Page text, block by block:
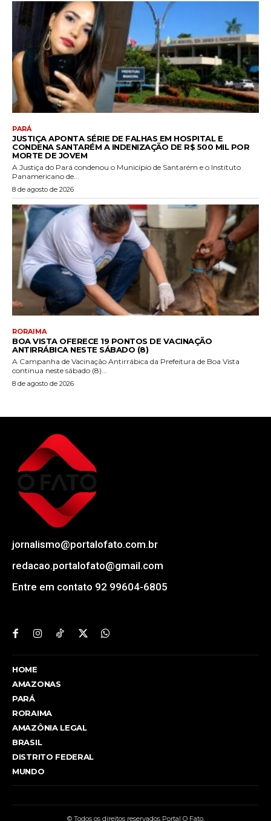
PARÁ
JUSTIÇA APONTA SÉRIE DE FALHAS EM HOSPITAL E
CONDENA SANTARÉM A INDENIZAÇÃO DE R$ 500 MIL POR
MORTE DE JOVEM
A Justiça do Pará condenou o Município de Santarém e o Instituto
Panamericano de...
8 de agosto de 2026
RORAIMA
BOA VISTA OFERECE 19 PONTOS DE VACINAÇÃO
ANTIRRÁBICA NESTE SÁBADO (8)
A Campanha de Vacinação Antirrábica da Prefeitura de Boa Vista
continua neste sábado (8)...
8 de agosto de 2026
jornalismo@portalofato.com.br
redacao.portalofato@gmail.com
Entre em contato 92 99604-6805
HOME
AMAZONAS
PARÁ
RORAIMA
AMAZÔNIA LEGAL
BRASIL
DISTRITO FEDERAL
MUNDO
© Todos os direitos reservados Portal O Fato.